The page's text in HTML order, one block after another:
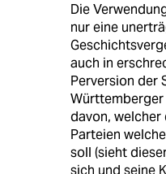
Die
nur eine
auch in
Perversion der
Württemberger
davon, welcher
Parteien
soll (sieht